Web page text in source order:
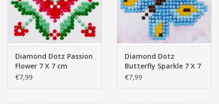
Diamond Dotz Passion
Flower 7 X 7 cm
€7,99
Diamond Dotz
Butterfly Sparkle 7 X 7
cm
€7,99